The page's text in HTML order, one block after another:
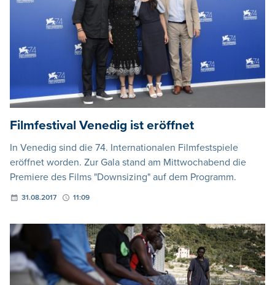
Filmfestival Venedig ist eröffnet
In Venedig sind die 74. Internationalen Filmfestspiele
eröffnet worden. Zur Gala stand am Mittwochabend die
Premiere des Films "Downsizing" auf dem Programm.
31.08.2017 11:09